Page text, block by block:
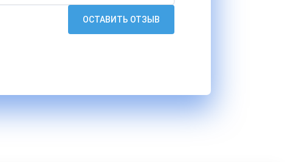
ОСТАВИТЬ ОТЗЫВ